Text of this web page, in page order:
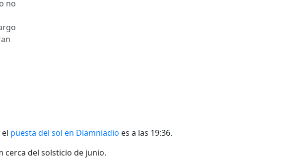
no
el puesta del sol en Diamniadio es a las 19:36.
cerca del solsticio de junio.